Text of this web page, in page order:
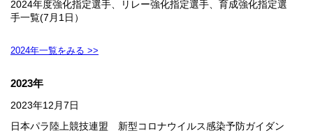
2024年度強化指定選手、リレー強化指定選手、育成強化指定選
手一覧(7月1日）
2024年一覧をみる >>
2023年
2023年12月7日
日本パラ陸上競技連盟 新型コロナウイルス感染予防ガイダン